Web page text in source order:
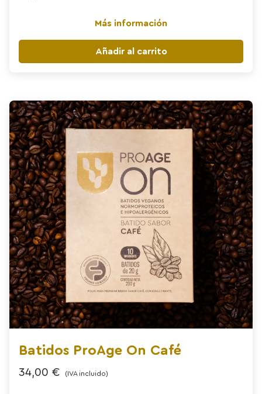
Más información
Añadir al carrito
Batidos ProAge On Café
34,00 € (IVA incluido)